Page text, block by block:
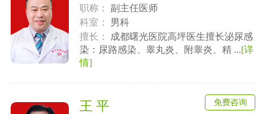
职称：
副主任医师
科室：
男科
擅长：
成都曙光医院高坪医生擅长泌尿感
染：尿路感染、睾丸炎、附睾炎、精 ...[详
情]
王 平 免费咨询